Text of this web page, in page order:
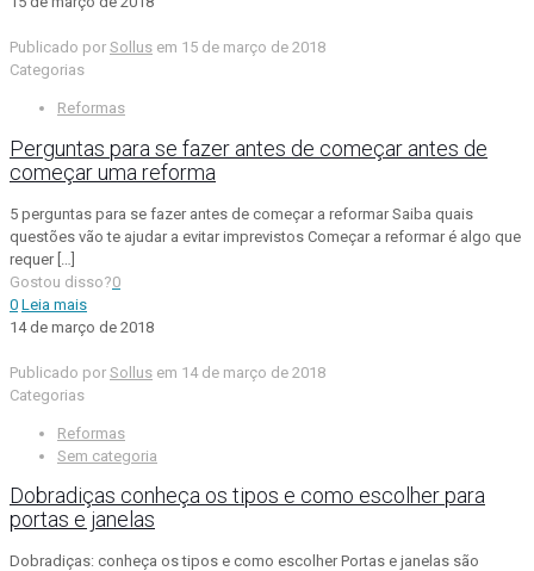
Publicado por Sollus em 15 de março de 2018
Categorias
Reformas
Perguntas para se fazer antes de começar antes de
começar uma reforma
5 perguntas para se fazer antes de começar a reformar Saiba quais
questões vão te ajudar a evitar imprevistos Começar a reformar é algo que
requer[…]
Gostou disso?0
0 Leia mais
14 de março de 2018
Publicado por Sollus em 14 de março de 2018
Categorias
Reformas
Sem categoria
Dobradiças conheça os tipos e como escolher para
portas e janelas
Dobradiças: conheça os tipos e como escolher Portas e janelas são